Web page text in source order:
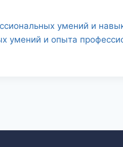
умений и
умений и опыта